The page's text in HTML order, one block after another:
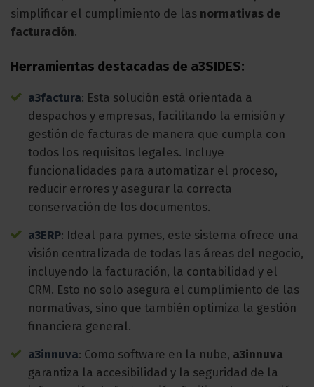
simplificar el cumplimiento de las normativas de
facturación.
Herramientas destacadas de a3SIDES:
a3factura: Esta solución está orientada a
despachos y empresas, facilitando la emisión y
gestión de facturas de manera que cumpla con
todos los requisitos legales. Incluye
funcionalidades para automatizar el proceso,
reducir errores y asegurar la correcta
conservación de los documentos.
a3ERP: Ideal para pymes, este sistema ofrece una
visión centralizada de todas las áreas del negocio,
incluyendo la facturación, la contabilidad y el
CRM. Esto no solo asegura el cumplimiento de las
normativas, sino que también optimiza la gestión
financiera general.
a3innuva: Como software en la nube, a3innuva
garantiza la accesibilidad y la seguridad de la